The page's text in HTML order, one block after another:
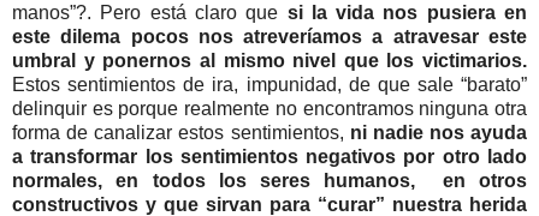
manos”?. Pero está claro que si la vida nos pusiera en
este dilema pocos nos atreveríamos a atravesar este
umbral y ponernos al mismo nivel que los victimarios.
Estos sentimientos de ira, impunidad, de que sale “barato”
delinquir es porque realmente no encontramos ninguna otra
forma de canalizar estos sentimientos, ni nadie nos ayuda
a transformar los sentimientos negativos por otro lado
normales, en todos los seres humanos, en otros
constructivos y que sirvan para “curar” nuestra herida